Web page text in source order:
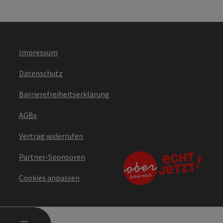
Impressum
Datenschutz
Barrierefreiheitserklärung
AGBs
Vertrag widerrufen
Partner-Sponsoren
Cookies anpassen